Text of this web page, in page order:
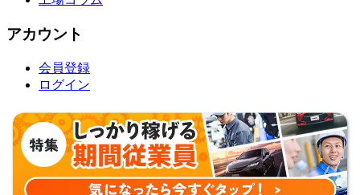
アカウント
会員登録
ログイン